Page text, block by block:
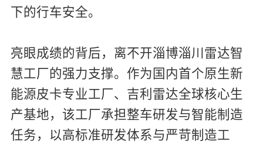
下的行车安全。
亮眼成绩的背后，离不开淄博淄川雷达智
慧工厂的强力支撑。作为国内首个原生新
能源皮卡专业工厂、吉利雷达全球核心生
产基地，该工厂承担整车研发与智能制造
任务，以高标准研发体系与严苛制造工